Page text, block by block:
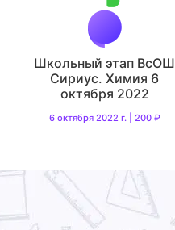
Школьный этап ВсОШ
Сириус. Химия 6
октября 2022
6 октября 2022 г. | 200 ₽